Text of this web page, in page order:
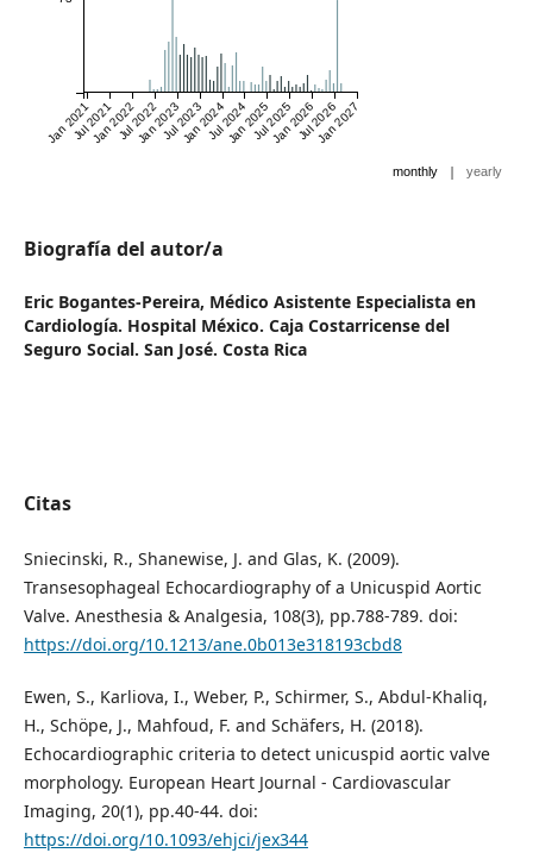
Jan 2021Jul 2021Jan 2022Jul 2022Jan 2023Jul 2023Jan 2024Jul 2024Jan 2025Jul 2025Jan 2026Jul 2026
Jan 2027
monthly | yearly
Biografía del autor/a
Eric Bogantes-Pereira, Médico Asistente Especialista en
Cardiología. Hospital México. Caja Costarricense del
Seguro Social. San José. Costa Rica
Citas
Sniecinski, R., Shanewise, J. and Glas, K. (2009).
Transesophageal Echocardiography of a Unicuspid Aortic
Valve. Anesthesia & Analgesia, 108(3), pp.788-789. doi:
https://doi.org/10.1213/ane.0b013e318193cbd8
Ewen, S., Karliova, I., Weber, P., Schirmer, S., Abdul-Khaliq,
H., Schöpe, J., Mahfoud, F. and Schäfers, H. (2018).
Echocardiographic criteria to detect unicuspid aortic valve
morphology. European Heart Journal - Cardiovascular
Imaging, 20(1), pp.40-44. doi:
https://doi.org/10.1093/ehjci/jex344